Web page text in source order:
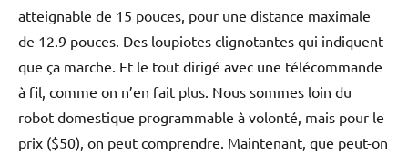
atteignable de 15 pouces, pour une distance maximale
de 12.9 pouces. Des loupiotes clignotantes qui indiquent
que ça marche. Et le tout dirigé avec une télécommande
à fil, comme on n’en fait plus. Nous sommes loin du
robot domestique programmable à volonté, mais pour le
prix ($50), on peut comprendre. Maintenant, que peut-on